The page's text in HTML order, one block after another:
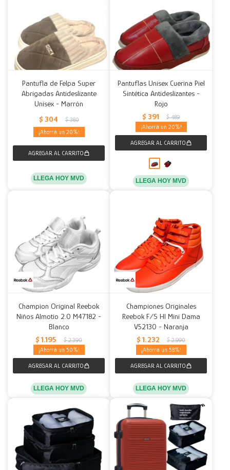
Pantufla de Felpa Super
Abrigadas Antideslizante
Unisex - Marrón
$ 304 $ 380
20
LLEGA HOY MVD
Pantuflas Unisex Cuerina Piel
Sintética Antideslizantes -
Rojo
$ 391 $ 489
20
LLEGA HOY MVD
Champion Original Reebok
Niños Almotio 2.0 M47182 -
Blanco
$ 1.195 $ 2.390
50
LLEGA HOY MVD
Championes Originales
Reebok F/S HI Mini Dama
V52130 - Naranja
$ 1.232 $ 2.990
58
LLEGA HOY MVD